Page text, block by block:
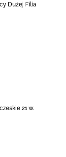
Dużej Filia
21 w.